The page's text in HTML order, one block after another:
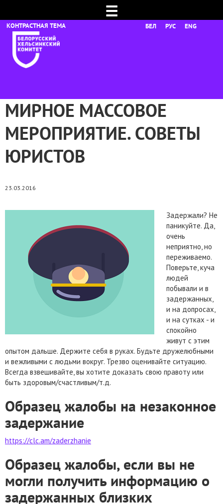
☰
БЕЛ РУС ENG
МИРНОЕ МАССОВОЕ
МЕРОПРИЯТИЕ. СОВЕТЫ
ЮРИСТОВ
23.03.2016
Задержали? Не
паникуйте. Да,
очень
неприятно, но
переживаемо.
Поверьте, куча
людей
побывали и в
задержанных,
и на допросах,
и на сутках - и
спокойно
живут с этим
опытом дальше. Держите себя в руках. Будьте дружелюбными
и вежливыми с людьми вокруг. Трезво оценивайте ситуацию.
Всегда взвешивайте, вы хотите доказать свою правоту или
быть здоровым/счастливым/т.д.
Образец жалобы на незаконное
задержание
https://clc.am/zaderzhanie
Образец жалобы, если вы не
могли получить информацию о
задержанных близких